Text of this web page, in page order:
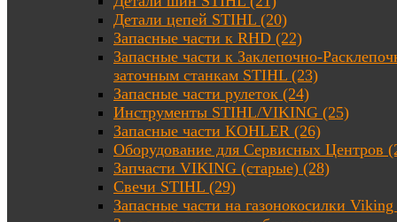
Детали цепей STIHL (20)
Запасные части к RHD (22)
Запасные части к Заклепочно-
заточным станкам STIHL (23)
Запасные части рулеток (24)
Инструменты STIHL/VIKING (25)
Запасные части KOHLER (26)
Оборудование для Сервисных Центров
Запчасти VIKING (старые) (28)
Свечи STIHL (29)
Запасные части на газонокосилки